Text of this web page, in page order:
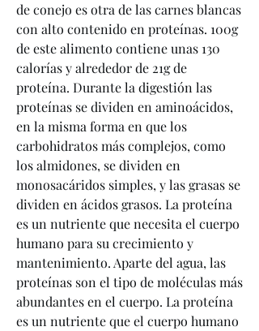
de conejo es otra de las carnes blancas
con alto contenido en proteínas. 100g
de este alimento contiene unas 130
calorías y alrededor de 21g de
proteína. Durante la digestión las
proteínas se dividen en aminoácidos,
en la misma forma en que los
carbohidratos más complejos, como
los almidones, se dividen en
monosacáridos simples, y las grasas se
dividen en ácidos grasos. La proteína
es un nutriente que necesita el cuerpo
humano para su crecimiento y
mantenimiento. Aparte del agua, las
proteínas son el tipo de moléculas más
abundantes en el cuerpo. La proteína
es un nutriente que el cuerpo humano